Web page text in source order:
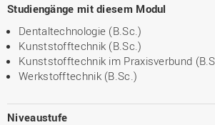
Studiengänge mit diesem Modul
Dentaltechnologie (B.Sc.)
Kunststofftechnik (B.Sc.)
Kunststofftechnik im Praxisverbund
Werkstofftechnik (B.Sc.)
Niveaustufe